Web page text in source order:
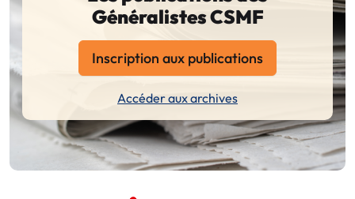
Généralistes CSMF
Inscription aux publications
Accéder aux archives